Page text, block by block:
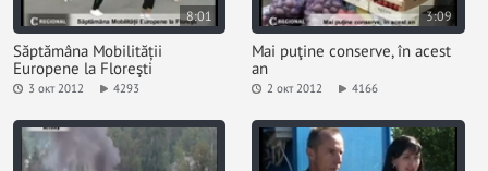
8:01
Săptămâna Mobilității
Europene la Floreşti
3 окт 2012 4293
3:09
Mai puţine conserve, în acest
an
2 окт 2012 4166